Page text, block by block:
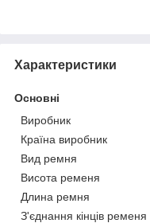
Характеристики
Основні
Виробник
Країна виробник
Вид ремня
Висота ременя
Длина ремня
З'єднання кінців ременя